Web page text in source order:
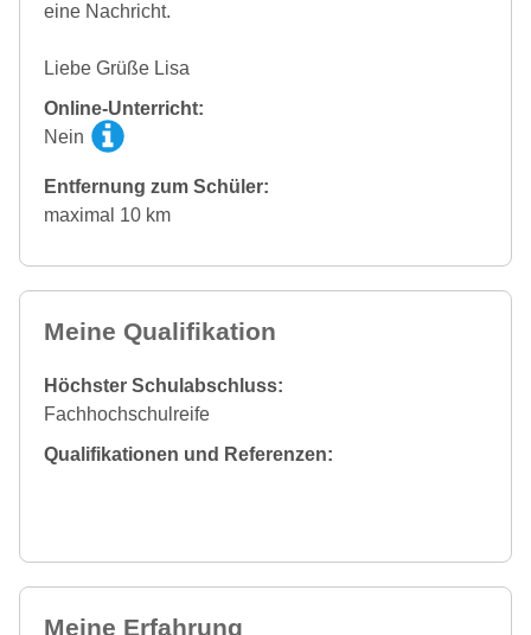
eine Nachricht.
Liebe Grüße Lisa
Online-Unterricht:
Nein
Entfernung zum Schüler:
maximal 10 km
Meine Qualifikation
Höchster Schulabschluss:
Fachhochschulreife
Qualifikationen und Referenzen:
Meine Erfahrung